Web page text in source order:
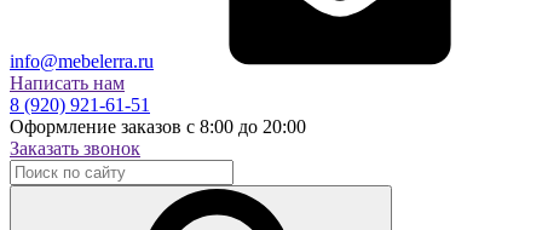
info@mebelerra.ru
Написать нам
8 (920) 921-61-51
Оформление заказов с 8:00 до 20:00
Заказать звонок